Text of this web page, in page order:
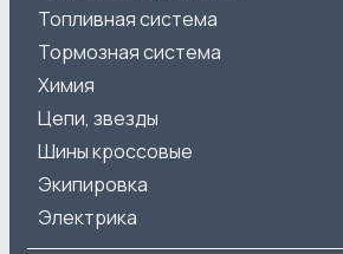
Топливная система
Тормозная система
Химия
Цепи, звезды
Шины кроссовые
Экипировка
Электрика